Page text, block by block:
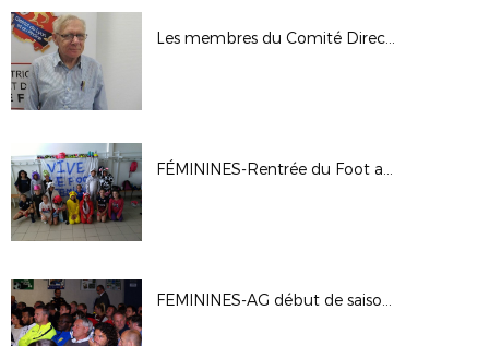
Les membres du Comité Directeur
FÉMININES-Rentrée du Foot au Féminin à Rillieux La Pape 01/10/17
FEMININES-AG début de saison 17/18